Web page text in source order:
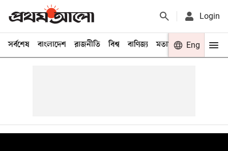
Login
সর্বশেষ বাংলাদেশ রাজনীতি বিশ্ব বাণিজ্য মতামত খেলা
Eng